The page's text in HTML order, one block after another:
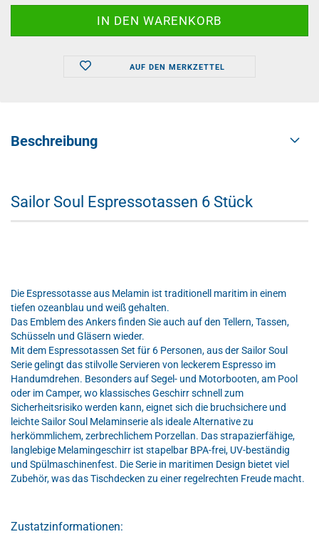
AUF DEN MERKZETTEL
Beschreibung
Sailor Soul Espressotassen 6 Stück
Die Espressotasse aus Melamin ist traditionell maritim in einem
tiefen ozeanblau und weiß gehalten.
Das Emblem des Ankers finden Sie auch auf den Tellern, Tassen,
Schüsseln und Gläsern wieder.
Mit dem Espressotassen Set für 6 Personen, aus der Sailor Soul
Serie gelingt das stilvolle Servieren von leckerem Espresso im
Handumdrehen. Besonders auf Segel- und Motorbooten, am Pool
oder im Camper, wo klassisches Geschirr schnell zum
Sicherheitsrisiko werden kann, eignet sich die bruchsichere und
leichte Sailor Soul Melaminserie als ideale Alternative zu
herkömmlichem, zerbrechlichem Porzellan. Das strapazierfähige,
langlebige Melamingeschirr ist stapelbar BPA-frei, UV-beständig
und Spülmaschinenfest. Die Serie in maritimen Design bietet viel
Zubehör, was das Tischdecken zu einer regelrechten Freude macht.
Zustatzinformationen: